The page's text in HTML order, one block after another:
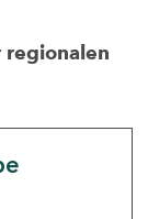
regionalen